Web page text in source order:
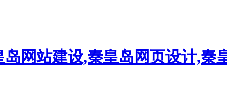
网站建设,秦皇岛网页设计,秦